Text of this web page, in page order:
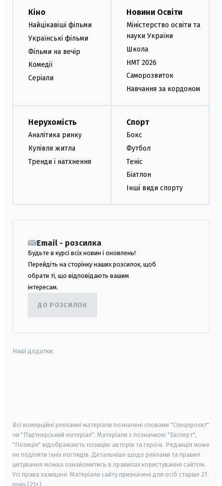
Кіно
Найцікавіші фільми
Українські фільми
Фільми на вечір
Комедії
Серіали
Новини Освіти
Міністерство освіти та
науки України
Школа
НМТ 2026
Саморозвиток
Навчання за кордоном
Нерухомість
Аналітика ринку
Купівля житла
Тренди і натхнення
Спорт
Бокс
Футбол
Теніс
Біатлон
Інші види спорту
Email - розсилка
Будьте в курсі всіх новин і оновлень!
Перейдіть на сторінку наших розсилок, щоб
обрати ті, що відповідають вашим
інтересам.
ДО РОЗСИЛОК
Наші додатки:
Всі комерційні рекламні матеріали позначені словами "Спецпроєкт"
чи "Партнерський матеріал". Матеріали з позначкою "Експерт",
"Позиція" відображають позицію авторів та героїв. Редакція може
не поділяти їхніх поглядів. Детальніше щодо реклами та правил
цитування можна ознайомитись в правилах користування сайтом.
Усі права захищені. Матеріали сайту призначені для осіб старше 21
року (21+)